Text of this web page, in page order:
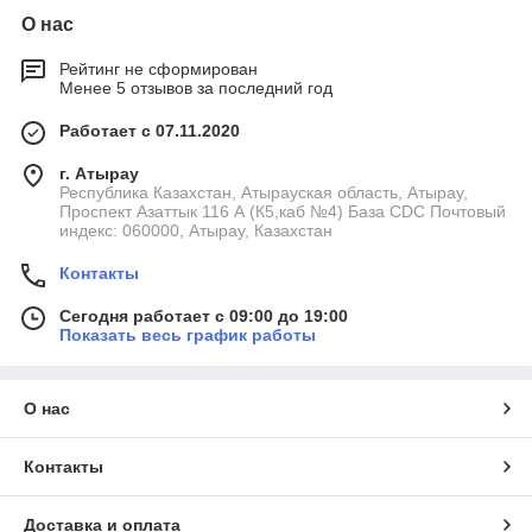
О нас
Рейтинг не сформирован
Менее 5 отзывов за последний год
Работает с 07.11.2020
г. Атырау
Республика Казахстан, Атырауская область, Атырау,
Проспект Азаттык 116 А (К5,каб №4) База CDC Почтовый
индекс: 060000, Атырау, Казахстан
Контакты
Сегодня работает с 09:00 до 19:00
Показать весь график работы
О нас
Контакты
Доставка и оплата